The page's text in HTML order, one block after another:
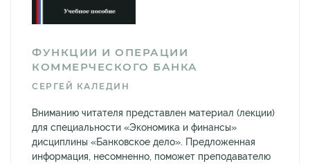
ФУНКЦИИ И ОПЕРАЦИИ
КОММЕРЧЕСКОГО БАНКА
СЕРГЕЙ КАЛЕДИН
Вниманию читателя представлен материал (лекции)
для специальности «Экономика и финансы»
дисциплины «Банковское дело». Предложенная
информация, несомненно, поможет преподавателю